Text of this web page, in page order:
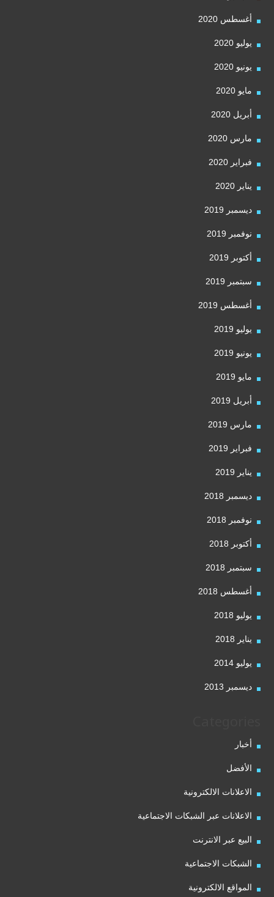
أغسطس 2020
يوليو 2020
يونيو 2020
مايو 2020
أبريل 2020
مارس 2020
فبراير 2020
يناير 2020
ديسمبر 2019
نوفمبر 2019
أكتوبر 2019
سبتمبر 2019
أغسطس 2019
يوليو 2019
يونيو 2019
مايو 2019
أبريل 2019
مارس 2019
فبراير 2019
يناير 2019
ديسمبر 2018
نوفمبر 2018
أكتوبر 2018
سبتمبر 2018
أغسطس 2018
يوليو 2018
يناير 2018
يوليو 2014
ديسمبر 2013
أخبار
الأفضل
الاعلانات الالكترونية
الاعلانات عبر الشبكات الاجتماعية
البيع عبر الانترنت
الشبكات الاجتماعية
المواقع الالكترونية